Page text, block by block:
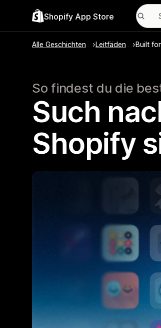
Shopify App Store
Alle Geschichten Leitfäden Built
So findest du die
Such
Shopify